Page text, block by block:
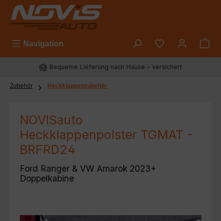
Zum Hauptinhalt springen
Navigation Du hast 0
Bequeme Lieferung nach Hause – versichert
Zubehör Heckklappenzubehör
NOVISauto
Heckklappenpolster TGMAT -
BRFRD24
Ford Ranger & VW Amarok 2023+
Doppelkabine
Bildergalerie überspringen